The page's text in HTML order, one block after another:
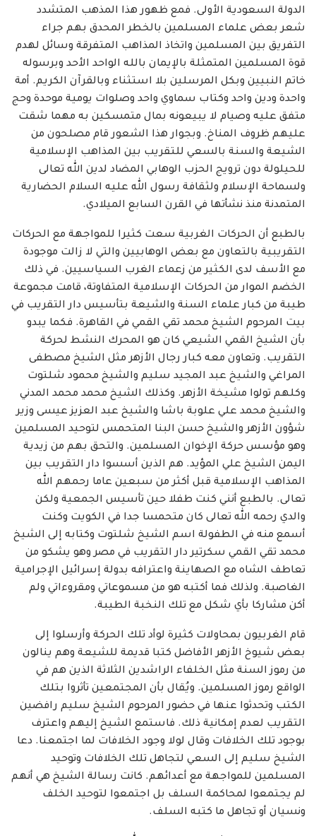
الدولة السعودية الأولى. فمع ظهور هذا المذهب المتشدد
شعر بعض علماء المسلمين بالخطر المحدق بهم جراء
التفريق بين المسلمين واتخاذ المذاهب المتفرقة وسائل لهدم
قوة المسلمين المتمثلة بالإيمان بالله الواحد الأحد وبرسوله
خاتم النبيين وبكل المرسلين بلا استثناء وبالقرآن الكريم. أمة
واحدة ودين واحد وكتاب سماوي واحد وصلوات يومية موحدة وحج
متفق عليه وصيام لا يبيعونه بمال متمسكين به مهما شقت
عليهم ظروف المناخ. وبجوار هذا الشعور قام مصلحون من
الشيعة والسنة بالسعي للتقريب بين المذاهب الإسلامية
للحيلولة دون ترويج الحزب الوهابي المضاد لدين الله تعالى
ولسماحة الإسلام ولثقافة رسول الله عليه السلام الحضارية
المتمدنة منذ نشأتها في القرن السابع الميلادي.
بالطبع أن الحركات الغربية سعت كثيرا للمواجهة مع الحركات
التقريبية بالتعاون مع بعض الوهابيين والتي لا زالت موجودة
مع الأسف لدى الكثير من زعماء الغرب السياسيين. في ذلك
الخضم الموار من الحركات الإسلامية المتفاوتة، قامت مجموعة
طيبة من كبار علماء السنة والشيعة بتأسيس دار التقريب في
بيت المرحوم الشيخ محمد تقي القمي في القاهرة. فكما يبدو
بأن الشيخ القمي الشيعي كان هو المحرك النشط لحركة
التقريب. وتعاون معه كبار رجال الأزهر مثل الشيخ مصطفى
المراغي والشيخ عبد المجيد سليم والشيخ محمود شلتوت
وكلهم تولوا مشيخة الأزهر. وكذلك الشيخ محمد محمد المدني
والشيخ محمد علي علوبة باشا والشيخ عبد العزيز عيسى وزير
شؤون الأزهر والشيخ حسن البنا المتحمس لتوحيد المسلمين
وهو مؤسس حركة الإخوان المسلمين. والتحق بهم من زيدية
اليمن الشيخ علي المؤيد. هم الذين أسسوا دار التقريب بين
المذاهب الإسلامية قبل أكثر من سبعين عاما رحمهم الله
تعالى. بالطبع أنني كنت طفلا حين تأسيس الجمعية ولكن
والدي رحمه الله تعالى كان متحمسا جدا في الكويت وكنت
أسمع منه في الطفولة اسم الشيخ شلتوت وكتابه إلى الشيخ
محمد تقي القمي سكرتير دار التقريب في مصر وهو يشكو من
تعاطف الشاه مع الصهاينة واعترافه بدولة إسرائيل الإجرامية
الغاصبة. ولذلك فما أكتبه هو من مسموعاتي ومقروءاتي ولم
أكن مشاركا بأي شكل مع تلك النخبة الطيبة.
قام الغربيون بمحاولات كثيرة لوأد تلك الحركة وأرسلوا إلى
بعض شيوخ الأزهر الأفاضل كتبا قديمة للشيعة وهم ينالون
من رموز السنة مثل الخلفاء الراشدين الثلاثة الذين هم في
الواقع رموز المسلمين. ويُقال بأن المجتمعين تأثروا بتلك
الكتب وتحدثوا عنها في حضور المرحوم الشيخ سليم رافضين
التقريب لعدم إمكانية ذلك. فاستمع الشيخ إليهم واعترف
بوجود تلك الخلافات وقال لولا وجود الخلافات لما اجتمعنا. دعا
الشيخ سليم إلى السعي لتجاهل تلك الخلافات وتوحيد
المسلمين للمواجهة مع أعدائهم. كانت رسالة الشيخ هي أنهم
لم يجتمعوا لمحاكمة السلف بل اجتمعوا لتوحيد الخلف
ونسيان أو تجاهل ما كتبه السلف.